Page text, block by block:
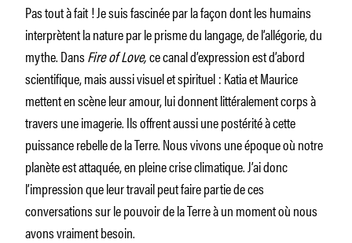
Pas tout à fait ! Je suis fascinée par la façon dont les humains
interprètent la nature par le prisme du langage, de l’allégorie, du
mythe. DansFire of Love,ce canal d’expression est d’abord
scientifique, mais aussi visuel et spirituel : Katia et Maurice
mettent en scène leur amour, lui donnent littéralement corps à
travers une imagerie. Ils offrent aussi une postérité à cette
puissance rebelle de la Terre. Nous vivons une époque où notre
planète est attaquée, en pleine crise climatique. J’ai donc
l’impression que leur travail peut faire partie de ces
conversations sur le pouvoir de la Terre à un moment où nous
avons vraiment besoin.